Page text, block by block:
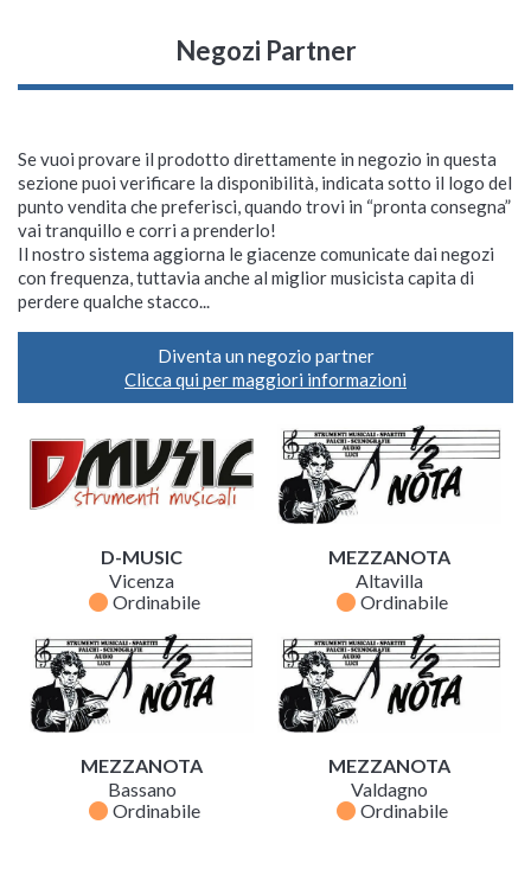
Negozi Partner
Se vuoi provare il prodotto direttamente in negozio in questa
sezione puoi verificare la disponibilità, indicata sotto il logo del
punto vendita che preferisci, quando trovi in “pronta consegna”
vai tranquillo e corri a prenderlo!
Il nostro sistema aggiorna le giacenze comunicate dai negozi
con frequenza, tuttavia anche al miglior musicista capita di
perdere qualche stacco...
Diventa un negozio partner
Clicca qui per maggiori informazioni
D-MUSIC
Vicenza
fiber_manual_record Ordinabile
MEZZANOTA
Altavilla
fiber_manual_record Ordinabile
MEZZANOTA
Bassano
fiber_manual_record Ordinabile
MEZZANOTA
Valdagno
fiber_manual_record Ordinabile